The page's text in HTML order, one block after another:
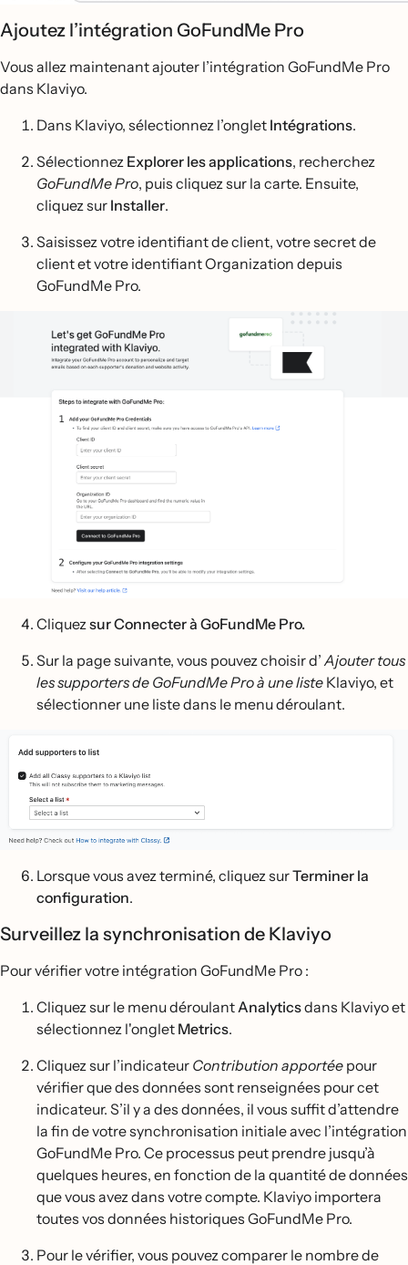
Ajoutez l’intégration GoFundMe Pro
Vous allez maintenant ajouter l’intégration GoFundMe Pro
dans Klaviyo.
Dans Klaviyo, sélectionnez l’onglet Intégrations.
Sélectionnez Explorer les applications, recherchez
GoFundMe Pro, puis cliquez sur la carte. Ensuite,
cliquez sur Installer.
Saisissez votre identifiant de client, votre secret de
client et votre identifiant Organization depuis
GoFundMe Pro.
Cliquez sur Connecter à GoFundMe Pro.
Sur la page suivante, vous pouvez choisir d’ Ajouter tous
lessupporters de GoFundMe Pro à une liste Klaviyo, et
sélectionner une liste dans le menu déroulant.
Lorsque vous avez terminé, cliquez surTerminer la
configuration.
Surveillez la synchronisation de Klaviyo
Pour vérifier votre intégration GoFundMe Pro :
Cliquez sur le menu déroulant Analyticsdans Klaviyo et
sélectionnez l'onglet Metrics.
Cliquez sur l’indicateur Contribution apportée pour
vérifier que des données sont renseignées pour cet
indicateur. S’il y a des données, il vous suffit d’attendre
la fin de votre synchronisation initiale avec l’intégration
GoFundMe Pro. Ce processus peut prendre jusqu’à
quelques heures, en fonction de la quantité de données
que vous avez dans votre compte. Klaviyo importera
toutes vos données historiques GoFundMe Pro.
Pour le vérifier, vous pouvez comparer le nombre de